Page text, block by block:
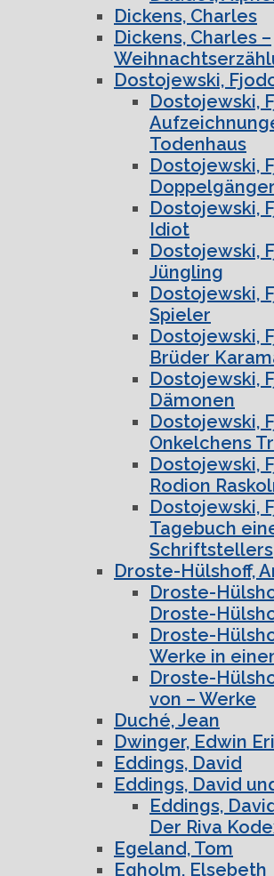
Dickens, Charles
Dickens, Charles –
Dostojewski,
Dostojewski,
Todenhaus
Dostojewski,
Doppelgänger
Dostojewski,
Idiot
Dostojewski,
Jüngling
Dostojewski,
Spieler
Dostojewski,
Brüder
Dostojewski,
Dämonen
Dostojewski,
Onkelchens
Dostojewski,
Rodion
Dostojewski,
Tagebuch
Schriftstellers
Droste-Hülshoff,
Droste-
Droste-
Droste-
Werke in
Droste-
von – Werke
Duché, Jean
Dwinger, Edwin
Eddings, David
Eddings, David
Eddings,
Der Riva
Egeland, Tom
Egholm, Elsebeth